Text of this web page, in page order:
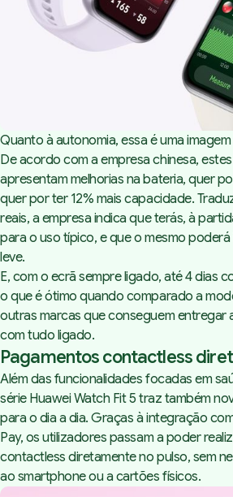
Quanto à autonomia, essa é uma
De acordo com a empresa chinesa,
apresentam melhorias na bateria, quer
quer por ter 12% mais capacidade.
reais, a empresa indica que terás, à
para o uso típico, e que o mesmo poderá
leve.
E, com o ecrã sempre ligado, até 4 dias
o que é ótimo quando comparado a
outras marcas que conseguem entregar
com tudo ligado.
Pagamentos contactless
Além das funcionalidades focadas em
série Huawei Watch Fit 5 traz também
para o dia a dia. Graças à integração
Pay, os utilizadores passam a poder
contactless diretamente no pulso, sem
ao smartphone ou a cartões físicos.